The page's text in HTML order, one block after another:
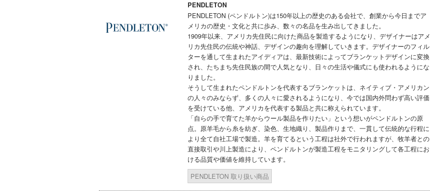
PENDLETON
PENDLETON (ペンドルトン)は150年以上の歴史のある会社で、創業から今日までア
メリカの歴史・文化と共に歩み、数々の名品を生み出してきました。
1909年以来、アメリカ先住民に向けた商品を製造するようになり、デザイナーはアメ
リカ先住民の伝統や神話、デザインの趣向を理解していきます。デザイナーのフィル
ターを通して生まれたアイディアは、最新技術によってブランケットデザインに変換
され、たちまち先住民族の間で人気となり、日々の生活や儀式にも使われるようにな
りました。
そうして生まれたペンドルトンを代表するブランケットは、ネイティブ・アメリカン
の人々のみならず、多くの人々に愛されるようになり、今では国内外問わず高い評価
を受けている他、アメリカを代表する製品と共に称えられています。
「自らの手で育てた羊からウール製品を作りたい」という想いがペンドルトンの原
点。原羊毛から糸を紡ぎ、染色、生地織り、製品作りまで、一貫して伝統的な行程に
より全て自社工場で製造。羊を育てるという工程は社外で行われますが、牧羊者との
直接取引や川上製造により、ペンドルトンが製造工程をモニタリングして各工程にお
ける品質や価値を維持しています。
PENDLETON 取り扱い商品